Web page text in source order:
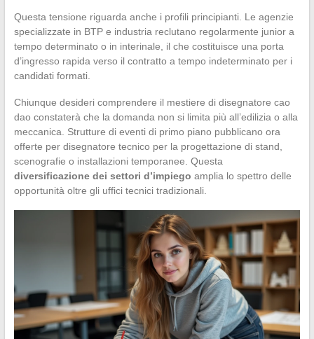
Questa tensione riguarda anche i profili principianti. Le agenzie
specializzate in BTP e industria reclutano regolarmente junior a
tempo determinato o in interinale, il che costituisce una porta
d’ingresso rapida verso il contratto a tempo indeterminato per i
candidati formati.
Chiunque desideri comprendere il mestiere di disegnatore cao
dao constaterà che la domanda non si limita più all’edilizia o alla
meccanica. Strutture di eventi di primo piano pubblicano ora
offerte per disegnatore tecnico per la progettazione di stand,
scenografie o installazioni temporanee. Questa
diversificazione dei settori d’impiego amplia lo spettro delle
opportunità oltre gli uffici tecnici tradizionali.